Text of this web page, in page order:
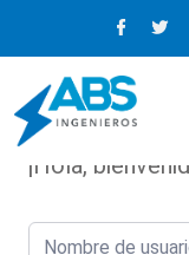
¡Hola,